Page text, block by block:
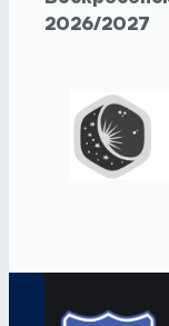
2026/2027